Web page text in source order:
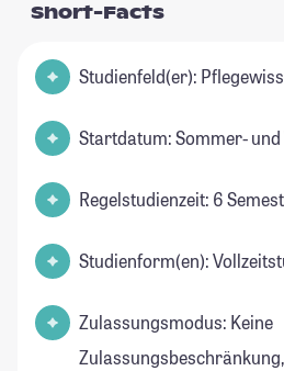
Short-Facts
Studienfeld(er):
Startdatum: Sommer-
Regelstudienzeit: 6
Studienform(en):
Zulassungsmodus: Keine